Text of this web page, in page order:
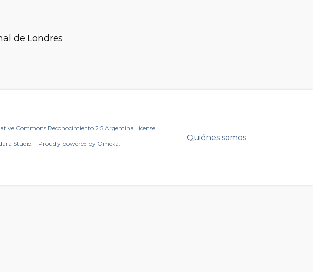
de Londres
Commons Reconocimiento 2.5 Argentina License
Studio. - Proudly powered by Omeka.
Quiénes somos